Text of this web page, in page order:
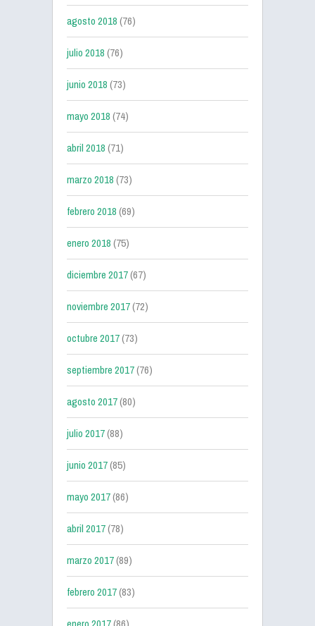
agosto 2018(76)
julio 2018(76)
junio 2018(73)
mayo 2018(74)
abril 2018(71)
marzo 2018(73)
febrero 2018(69)
enero 2018(75)
diciembre 2017(67)
noviembre 2017(72)
octubre 2017(73)
septiembre 2017(76)
agosto 2017(80)
julio 2017(88)
junio 2017(85)
mayo 2017(86)
abril 2017(78)
marzo 2017(89)
febrero 2017(83)